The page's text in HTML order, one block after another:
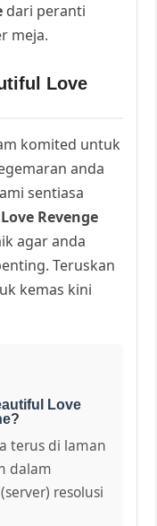
dari peranti
meja.
Love
komited untuk
anda
sentiasa
Revenge
agar anda
Teruskan
kemas kini
Love
terus di laman
dalam
resolusi